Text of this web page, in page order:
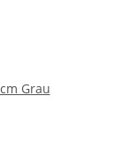
Grau